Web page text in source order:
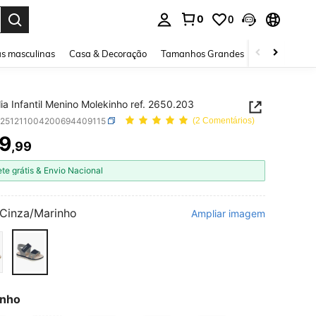
0 0
masculinas Casa & Decoração Tamanhos Grandes Joias e
Infantil Menino Molekinho ref. 2650.203
(2 Comentários)
AND AVAILABILITY
,99
grátis & Envio Nacional
Cinza/Marinho Ampliar imagem